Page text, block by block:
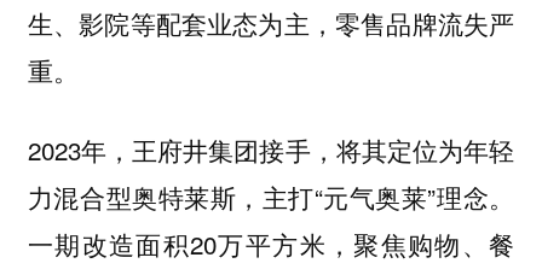
生、影院等配套业态为主，零售品牌流失严
重。
2023年，王府井集团接手，将其定位为年轻
力混合型奥特莱斯，主打“元气奥莱”理念。
一期改造面积20万平方米，聚焦购物、餐